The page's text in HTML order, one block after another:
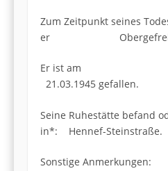
Zum Zeitpunkt seines
er
Er ist
21.03.1945 gefallen.
Seine Ruhestätte befand
in*: Hennef-Steinstraße.
Sonstige Anmerkungen: